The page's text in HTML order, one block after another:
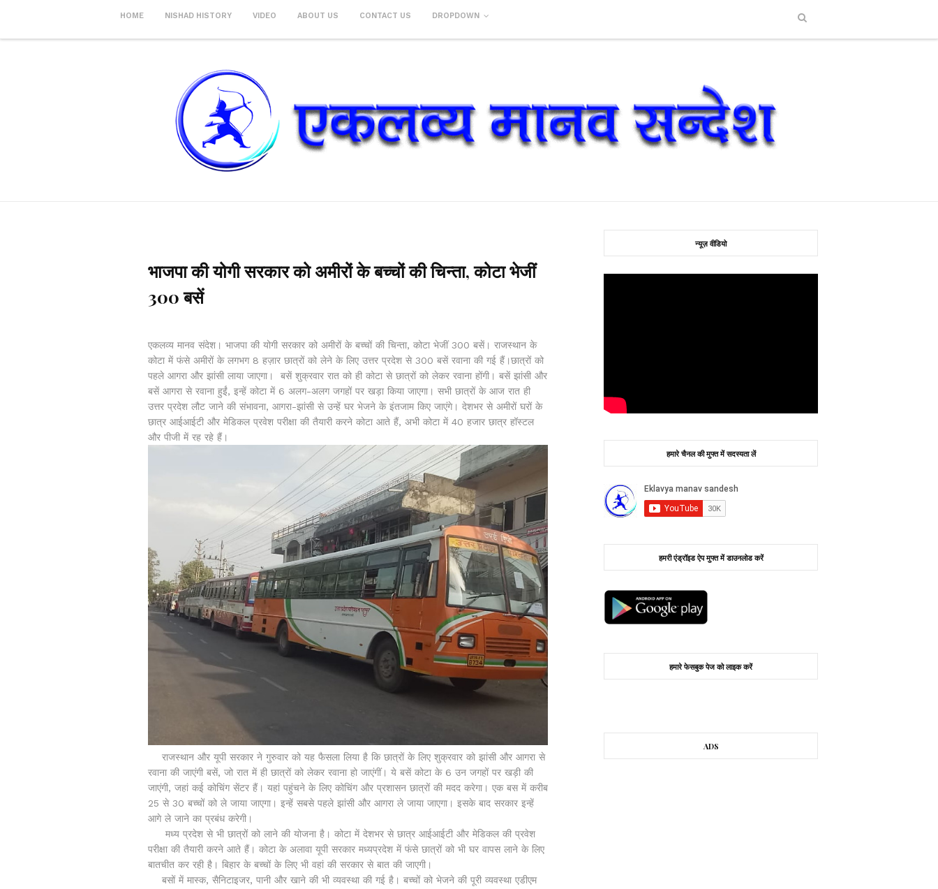
HOME NISHAD HISTORY VIDEO ABOUT US CONTACT US DROPDOWN
भाजपा की योगी सरकार को अमीरों के बच्चों की चिन्ता, कोटा भेजीं
300 बसें
एकलव्य मानव संदेश। भाजपा की योगी सरकार को अमीरों के बच्चों की चिन्ता, कोटा भेजीं 300 बसें। राजस्थान के
कोटा में फंसे अमीरों के लगभग 8 हज़ार छात्रों को लेने के लिए उत्तर प्रदेश से 300 बसें रवाना की गई हैं।छात्रों को
पहले आगरा और झांसी लाया जाएगा। बसें शुक्रवार रात को ही कोटा से छात्रों को लेकर रवाना होंगी। बसें झांसी और
बसें आगरा से रवाना हुईं, इन्हें कोटा में 6 अलग-अलग जगहों पर खड़ा किया जाएगा। सभी छात्रों के आज रात ही
उत्तर प्रदेश लौट जाने की संभावना, आगरा-झांसी से उन्हें घर भेजने के इंतजाम किए जाएंगे। देशभर से अमीरों घरों के
छात्र आईआईटी और मेडिकल प्रवेश परीक्षा की तैयारी करने कोटा आते हैं, अभी कोटा में 40 हजार छात्र हॉस्टल
और पीजी में रह रहे हैं।
राजस्थान और यूपी सरकार ने गुरुवार को यह फैसला लिया है कि छात्रों के लिए शुक्रवार को झांसी और आगरा से
रवाना की जाएंगी बसें, जो रात में ही छात्रों को लेकर रवाना हो जाएंगीं। ये बसें कोटा के 6 उन जगहों पर खड़ी की
जाएंगी, जहां कई कोचिंग सेंटर हैं। यहां पहुंचने के लिए कोचिंग और प्रशासन छात्रों की मदद करेगा। एक बस में करीब
25 से 30 बच्चों को ले जाया जाएगा। इन्हें सबसे पहले झांसी और आगरा ले जाया जाएगा। इसके बाद सरकार इन्हें
आगे ले जाने का प्रबंध करेगी।
मध्य प्रदेश से भी छात्रों को लाने की योजना है। कोटा में देशभर से छात्र आईआईटी और मेडिकल की प्रवेश
परीक्षा की तैयारी करने आते हैं। कोटा के अलावा यूपी सरकार मध्यप्रदेश में फंसे छात्रों को भी घर वापस लाने के लिए
बातचीत कर रही है। बिहार के बच्चों के लिए भी वहां की सरकार से बात की जाएगी।
बसों में मास्क, सैनिटाइजर, पानी और खाने की भी व्यवस्था की गई है। बच्चों को भेजने की पूरी व्यवस्था एडीएम
न्यूज़ वीडियो
हमारे चैनल की मुफ्त में सदस्यता लें
हमरी एंड्रॉइड ऐप मुफ्त में डाउनलोड करें
हमारे फेसबुक पेज को लाइक करें
ADS